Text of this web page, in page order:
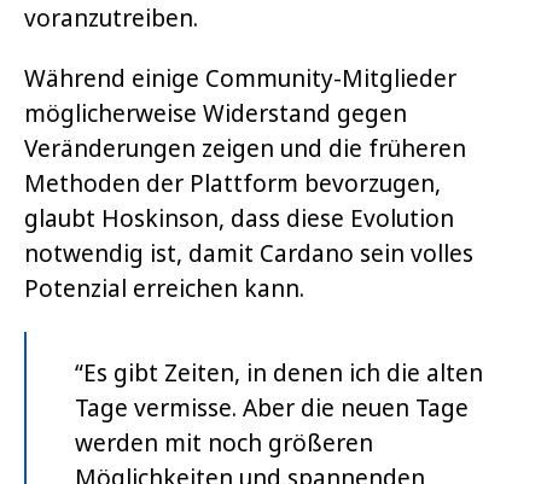
voranzutreiben.
Während einige Community-Mitglieder
möglicherweise Widerstand gegen
Veränderungen zeigen und die früheren
Methoden der Plattform bevorzugen,
glaubt Hoskinson, dass diese Evolution
notwendig ist, damit Cardano sein volles
Potenzial erreichen kann.
“Es gibt Zeiten, in denen ich die alten
Tage vermisse. Aber die neuen Tage
werden mit noch größeren